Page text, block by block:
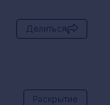
Делиться
Раскрытие